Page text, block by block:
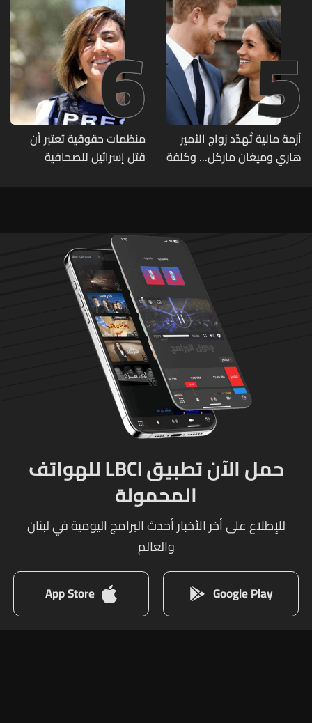
5
أزمة مالية تُهدّد زواج الأمير
هاري وميغان ماركل... وكلفة
6
منظمات حقوقية تعتبر أن
قتل إسرائيل للصحافية
حمل الآن تطبيق LBCI للهواتف
المحمولة
للإطلاع على أخر الأخبار أحدث البرامج اليومية في لبنان
والعالم
Google Play
App Store